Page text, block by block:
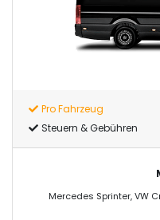
Pro Fahrzeug
Steuern & Gebühren
Mercedes Sprinter, VW